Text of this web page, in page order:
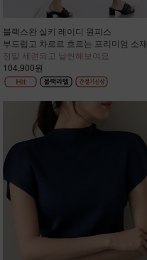
블랙스완 실키 레이디 원피스
부드럽고 차르르 흐르는 프리미엄 소재
정말 세련되고 날씬해보여요
104,900원